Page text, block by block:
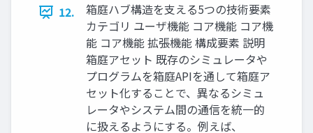
12.
箱庭ハブ構造を支える5つの技術要素
カテゴリ ユーザ機能 コア機能 コア機
能 コア機能 拡張機能 構成要素 説明
箱庭アセット 既存のシミュレータや
プログラムを箱庭APIを通して箱庭ア
セット化することで、異なるシミュ
レータやシステム間の通信を統一的
に扱えるようにする。例えば、